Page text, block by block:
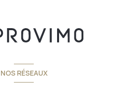
NOS RÉSEAUX